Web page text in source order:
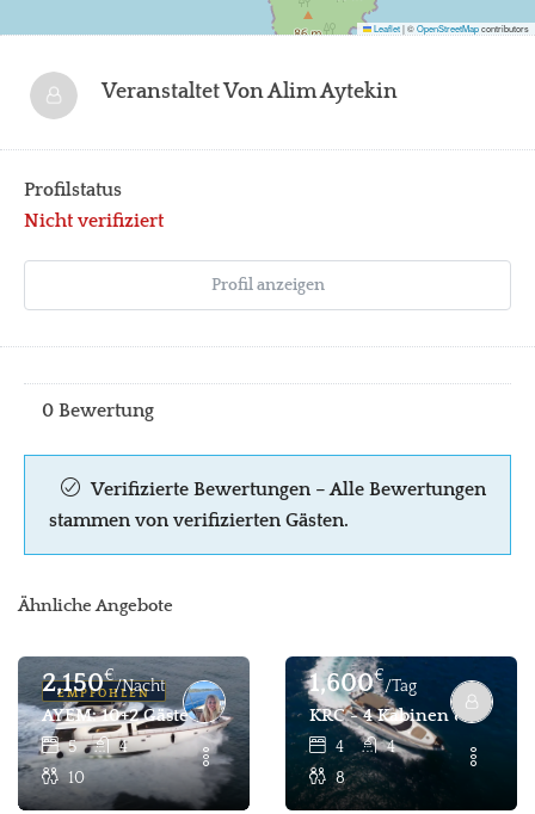
Leaflet|©OpenStreetMapcontributors
Veranstaltet VonAlim Aytekin
Profilstatus
Nicht verifiziert
Profil anzeigen
0 Bewertung
Verifizierte Bewertungen – Alle Bewertungen
stammen von verifizierten Gästen.
Ähnliche Angebote
EMPFOHLEN
2,150€
/Nacht
AYEM: 10+2 Gäste Luxus Motoryacht Charter Göcek (All-
5
4
10
1,600€
/Tag
KRC - 4 Kabinen 8 Pax
4
4
8